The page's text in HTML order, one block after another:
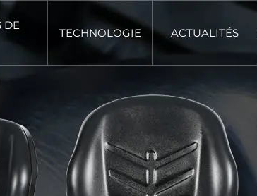
DE
TECHNOLOGIE ACTUALITÉS